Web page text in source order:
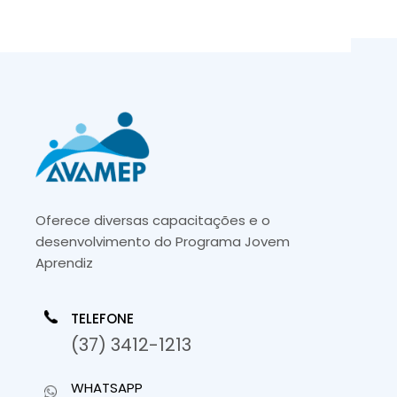
Oferece diversas capacitações e o
desenvolvimento do Programa Jovem
Aprendiz
TELEFONE
(37) 3412-1213
WHATSAPP